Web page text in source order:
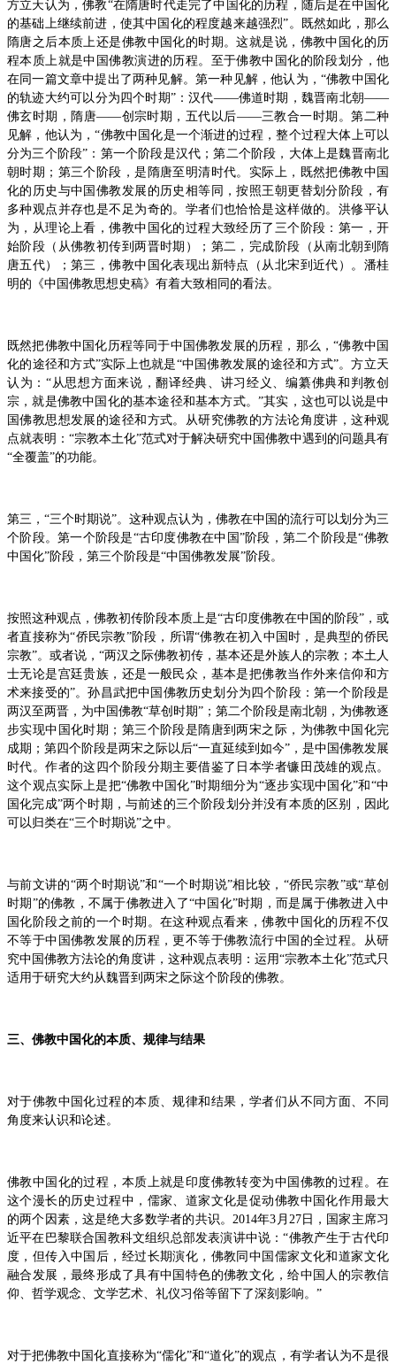
方立天认为，佛教“在隋唐时代走完了中国化的历程，随后是在中国化
的基础上继续前进，使其中国化的程度越来越强烈”。既然如此，那么
隋唐之后本质上还是佛教中国化的时期。这就是说，佛教中国化的历
程本质上就是中国佛教演进的历程。至于佛教中国化的阶段划分，他
在同一篇文章中提出了两种见解。第一种见解，他认为，“佛教中国化
的轨迹大约可以分为四个时期”：汉代——佛道时期，魏晋南北朝——
佛玄时期，隋唐——创宗时期，五代以后——三教合一时期。第二种
见解，他认为，“佛教中国化是一个渐进的过程，整个过程大体上可以
分为三个阶段”：第一个阶段是汉代；第二个阶段，大体上是魏晋南北
朝时期；第三个阶段，是隋唐至明清时代。实际上，既然把佛教中国
化的历史与中国佛教发展的历史相等同，按照王朝更替划分阶段，有
多种观点并存也是不足为奇的。学者们也恰恰是这样做的。洪修平认
为，从理论上看，佛教中国化的过程大致经历了三个阶段：第一，开
始阶段（从佛教初传到两晋时期）；第二，完成阶段（从南北朝到隋
唐五代）；第三，佛教中国化表现出新特点（从北宋到近代）。潘桂
明的《中国佛教思想史稿》有着大致相同的看法。
既然把佛教中国化历程等同于中国佛教发展的历程，那么，“佛教中国
化的途径和方式”实际上也就是“中国佛教发展的途径和方式”。方立天
认为：“从思想方面来说，翻译经典、讲习经义、编纂佛典和判教创
宗，就是佛教中国化的基本途径和基本方式。”其实，这也可以说是中
国佛教思想发展的途径和方式。从研究佛教的方法论角度讲，这种观
点就表明：“宗教本土化”范式对于解决研究中国佛教中遇到的问题具有
“全覆盖”的功能。
第三，“三个时期说”。这种观点认为，佛教在中国的流行可以划分为三
个阶段。第一个阶段是“古印度佛教在中国”阶段，第二个阶段是“佛教
中国化”阶段，第三个阶段是“中国佛教发展”阶段。
按照这种观点，佛教初传阶段本质上是“古印度佛教在中国的阶段”，或
者直接称为“侨民宗教”阶段，所谓“佛教在初入中国时，是典型的侨民
宗教”。或者说，“两汉之际佛教初传，基本还是外族人的宗教；本土人
士无论是宫廷贵族，还是一般民众，基本是把佛教当作外来信仰和方
术来接受的”。孙昌武把中国佛教历史划分为四个阶段：第一个阶段是
两汉至两晋，为中国佛教“草创时期”；第二个阶段是南北朝，为佛教逐
步实现中国化时期；第三个阶段是隋唐到两宋之际，为佛教中国化完
成期；第四个阶段是两宋之际以后“一直延续到如今”，是中国佛教发展
时代。作者的这四个阶段分期主要借鉴了日本学者镰田茂雄的观点。
这个观点实际上是把“佛教中国化”时期细分为“逐步实现中国化”和“中
国化完成”两个时期，与前述的三个阶段划分并没有本质的区别，因此
可以归类在“三个时期说”之中。
与前文讲的“两个时期说”和“一个时期说”相比较，“侨民宗教”或“草创
时期”的佛教，不属于佛教进入了“中国化”时期，而是属于佛教进入中
国化阶段之前的一个时期。在这种观点看来，佛教中国化的历程不仅
不等于中国佛教发展的历程，更不等于佛教流行中国的全过程。从研
究中国佛教方法论的角度讲，这种观点表明：运用“宗教本土化”范式只
适用于研究大约从魏晋到两宋之际这个阶段的佛教。
三、佛教中国化的本质、规律与结果
对于佛教中国化过程的本质、规律和结果，学者们从不同方面、不同
角度来认识和论述。
佛教中国化的过程，本质上就是印度佛教转变为中国佛教的过程。在
这个漫长的历史过程中，儒家、道家文化是促动佛教中国化作用最大
的两个因素，这是绝大多数学者的共识。2014年3月27日，国家主席习
近平在巴黎联合国教科文组织总部发表演讲中说：“佛教产生于古代印
度，但传入中国后，经过长期演化，佛教同中国儒家文化和道家文化
融合发展，最终形成了具有中国特色的佛教文化，给中国人的宗教信
仰、哲学观念、文学艺术、礼仪习俗等留下了深刻影响。”
对于把佛教中国化直接称为“儒化”和“道化”的观点，有学者认为不是很